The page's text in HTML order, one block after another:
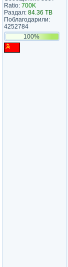
Ratio: 700K
Раздал: 84.36 TB
Поблагодарили:
4252784
100%